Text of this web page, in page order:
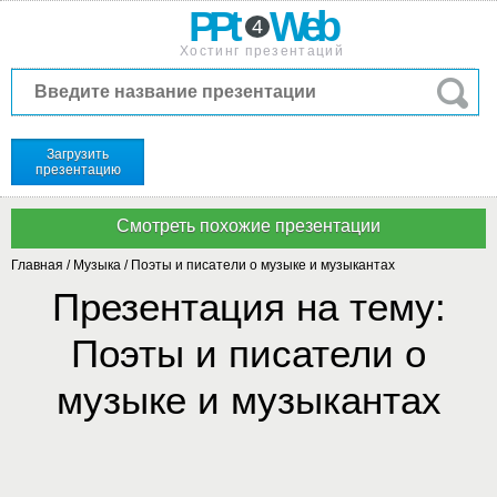
PPt 4 Web
Хостинг презентаций
Загрузить
презентацию
Главная / Музыка / Поэты и писатели о музыке и музыкантах
Презентация на тему:
Поэты и писатели о
музыке и музыкантах